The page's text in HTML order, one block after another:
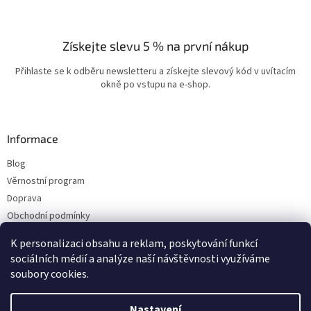
K personalizaci obsahu a reklam, poskytování funkcí
sociálních médií a analýze naší návštěvnosti využíváme
soubory cookies.
Získejte slevu 5 % na první nákup
Přihlaste se k odběru newsletteru a získejte slevový kód v uvítacím
okně po vstupu na e-shop.
Informace
Blog
Věrnostní program
Doprava
Obchodní podmínky
Kontakty
Vytvořil Shoptet